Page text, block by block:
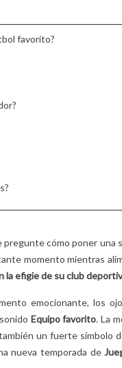
y llenas
HISTORIA
favorito?
cómo poner una
momento mientras
la efigie de su club
emocionante, los
Equipo favorito. La
un fuerte símbolo
nueva temporada de